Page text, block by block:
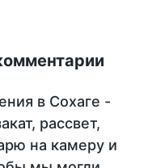
в Сохаге -
рассвет,
на камеру и